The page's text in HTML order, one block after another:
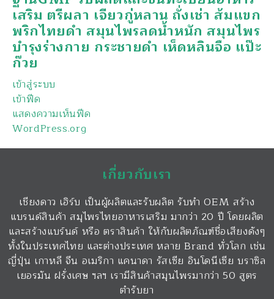
เสริม ตรีผลา เจียวกู่หลาน ถั่งเช่า ส้มแขก
พริกไทยดำ สมุนไพรลดน้ำหนัก สมุนไพร
บำรุงร่างกาย กระชายดำ เห็ดหลินจือ แป๊ะ
ก๊วย
เข้าสู่ระบบ
เข้าฟีด
แสดงความเห็นฟีด
WordPress.org
เกี่ยวกับเรา
เชียงดาว เฮิร์บ เป็นผู้ผลิตและรับผลิต รับทำ OEM สร้าง
แบรนด์สินค้า สมุไพรไทยอาหารเสริม มากว่า 20 ปี โดยผลิต
และสร้างแบร์นด์ หรือ ตราสินค้า ให้กับผลิตภัณฑ์ชื่อเสียงดังๆ
ทั้งในประเทศไทย และต่างประเทศ หลาย Brand ทั่วโลก เช่น
ญี่ปุ่น เกาหลี จีน อเมริกา แคนาดา รัสเซีย อินโดนีเซีย บราซิล
เยอรมัน ฝรั่งเศษ ฯลฯ เรามีสินค้าสมุนไพรมากว่า 50 สูตร
ตำรับยา